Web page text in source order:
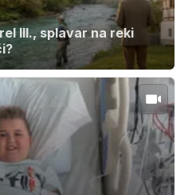
III., splavar na reki